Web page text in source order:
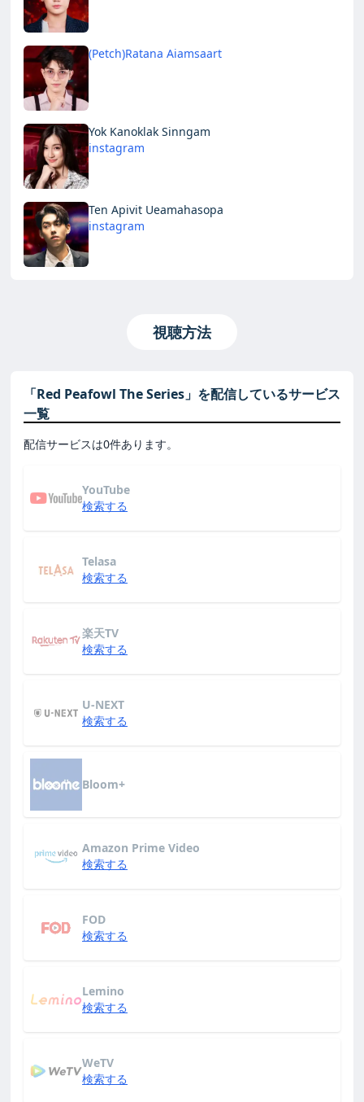
(Petch)Ratana Aiamsaart
Yok Kanoklak Sinngam
instagram
Ten Apivit Ueamahasopa
instagram
視聴方法
「Red Peafowl The Series」を配信しているサービス
一覧
配信サービスは0件あります。
YouTube
検索する
Telasa
検索する
楽天TV
検索する
U-NEXT
検索する
Bloom+
Amazon Prime Video
検索する
FOD
検索する
Lemino
検索する
WeTV
検索する